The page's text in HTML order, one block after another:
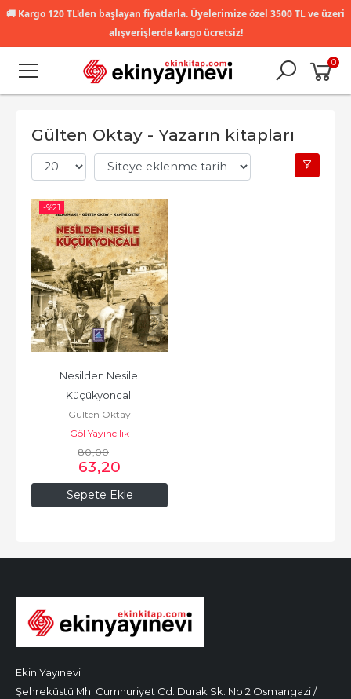
🚚 Kargo 120 TL'den başlayan fiyatlarla. Üyelerimize özel 3500 TL ve üzeri
alışverişlerde kargo ücretsiz!
0
Gülten Oktay - Yazarın kitapları
-%21
Sepete Ekle
Nesilden Nesile
Küçükyoncalı
Gülten Oktay
Göl Yayıncılık
80,00
63,20
Ekin Yayınevi
Şehreküstü Mh. Cumhuriyet Cd. Durak Sk. No:2 Osmangazi /